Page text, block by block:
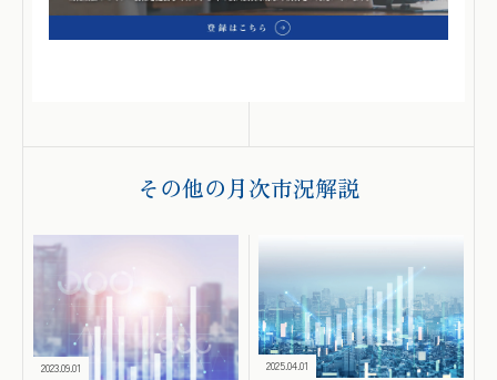
その他の月次市況解説
2023.09.01 2025.04.01